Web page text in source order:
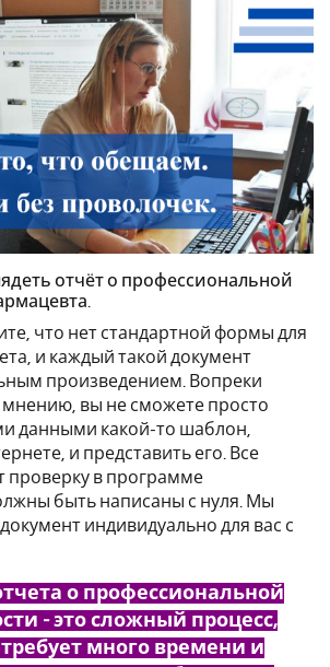
отчёт о профессиональной
что нет стандартной формы для
, и каждый такой документ
произведением. Вопреки
вы не сможете просто
данными какой-то шаблон,
и представить его. Все
проверку в программе
быть написаны с нуля. Мы
индивидуально для вас с
о профессиональной
- это сложный процесс,
много времени и